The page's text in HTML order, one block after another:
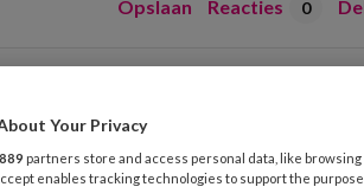
Opslaan Reacties 0
tekenen petitie
en
Your Privacy
889 partners store and access personal data, like
enables tracking technologies to support the